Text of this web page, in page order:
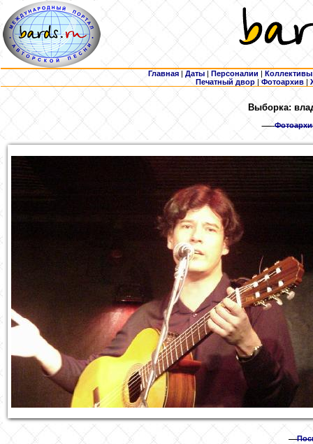
Главная | Даты | Персоналии | Коллективы
Печатный двор |Фотоархив |
Выборка: